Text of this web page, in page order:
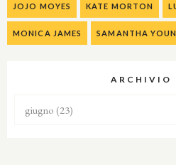
JOJO MOYES KATE MORTON
MONICA JAMES SAMANTHA
ARCHIVIO